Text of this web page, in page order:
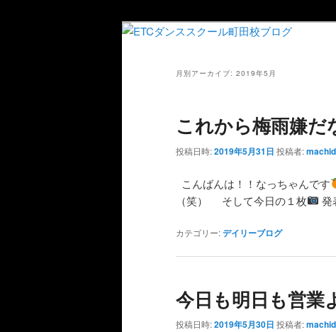
月別アーカイブ: 2019年5月
これから梅雨嫌だ
投稿日時:2019年5月31日 投稿者:
こんばんは！！なっちゃんです
（笑） そして今日の１枚
発
カテゴリー:デイリーブログ
今日も明日も営
投稿日時:2019年5月30日 投稿者: